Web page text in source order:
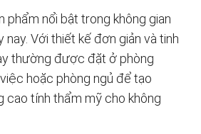
phẩm nổi bật trong không gian
nay. Với thiết kế đơn giản và tinh
thường được đặt ở phòng
hoặc phòng ngủ để tạo
cao tính thẩm mỹ cho không